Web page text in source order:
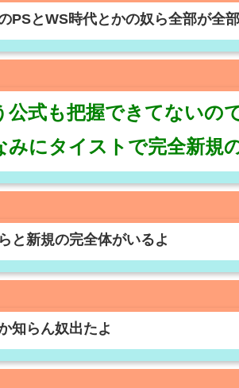
PSとWS時代とかの奴ら全部が全
公式も把握できてないの
みにタイストで完全新規
と新規の完全体がいるよ
知らん奴出たよ